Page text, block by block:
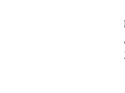
מערכות רעבות
לאופרציה עמוסה
וכלה במערכת מדיה
לכביש בחצי שעה.